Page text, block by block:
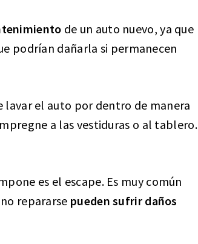
de un auto nuevo, ya que
podrían dañarla si permanecen
lavar el auto por dentro de manera
a las vestiduras o al tablero.
es el escape. Es muy común
repararse pueden sufrir daños